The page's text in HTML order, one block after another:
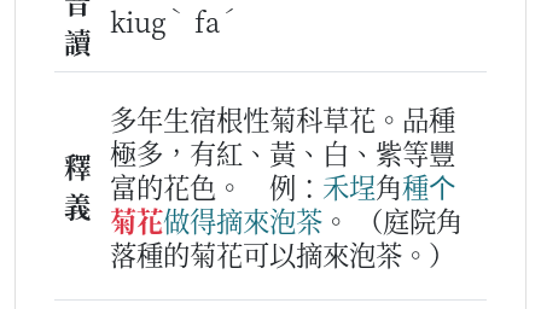
讀
kiug ˋ fa ˊ
釋
義
多年生宿根性菊科草花。品種
極多，有紅、黃、白、紫等豐
富的花色。
例： 禾埕角種个
菊花做得摘來泡茶 。
（庭院角
落種的菊花可以摘來泡茶。）